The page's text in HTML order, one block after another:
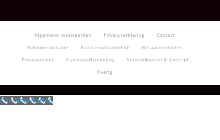
Algemene voorwaarden Privacyverklaring
Contact
Retourinformatie
Klachtenafhandeling
Betaalmethoden
Privacybeleid
Klachtenafhandeling
Verzendkosten & levertijd
Overig
Call Now Button